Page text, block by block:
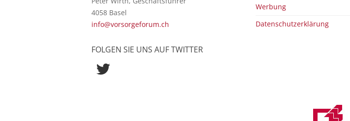
4058 Basel
info@vorsorgeforum.ch
FOLGEN SIE UNS AUF TWITTER
Werbung
Datenschutzerklärung